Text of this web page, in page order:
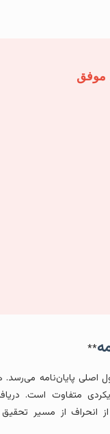
پایان‌نامه می‌رسد. هر
متفاوت است. دریافت
از مسیر تحقیق و